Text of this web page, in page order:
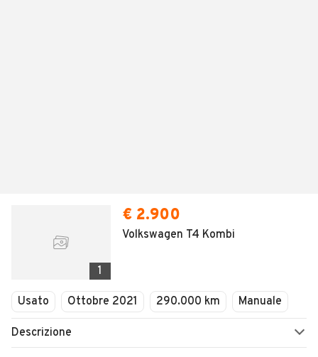
1
€ 2.900
Volkswagen T4 Kombi
Usato Ottobre 2021 290.000 km Manuale
Descrizione